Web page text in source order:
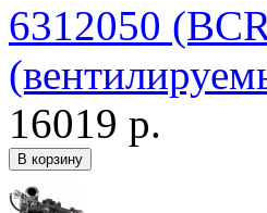
6312050
16019 р.